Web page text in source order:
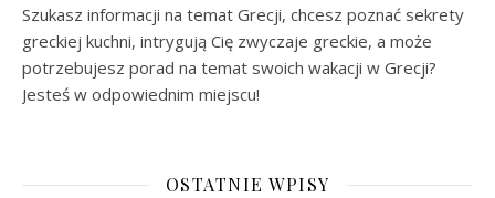
Szukasz informacji na temat Grecji, chcesz poznać sekrety
greckiej kuchni, intrygują Cię zwyczaje greckie, a może
potrzebujesz porad na temat swoich wakacji w Grecji?
Jesteś w odpowiednim miejscu!
OSTATNIE WPISY